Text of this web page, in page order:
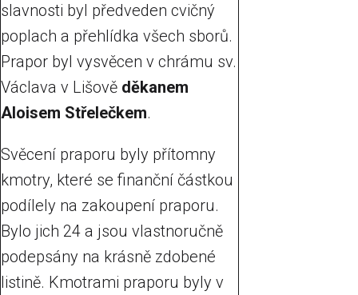
slavnosti byl předveden cvičný
poplach a přehlídka všech sborů.
Prapor byl vysvěcen v chrámu sv.
Václava v Lišově děkanem
Aloisem Střelečkem.
Svěcení praporu byly přítomny
kmotry, které se finanční částkou
podílely na zakoupení praporu.
Bylo jich 24 a jsou vlastnoručně
podepsány na krásně zdobené
listině. Kmotrami praporu byly v